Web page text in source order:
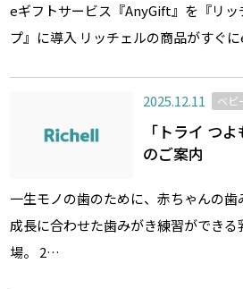
eギフトサービス『AnyGift』を『リッ
プ』に導入 リッチェルの商品がすぐ
2025.12.11 ベビ
「トライ つ
のご案内
一生モノの歯のために、赤ちゃんの歯
成長に合わせた歯みがき練習ができ
場。 2…